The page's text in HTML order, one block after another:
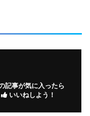
記事が気に入ったら
いいねしよう！